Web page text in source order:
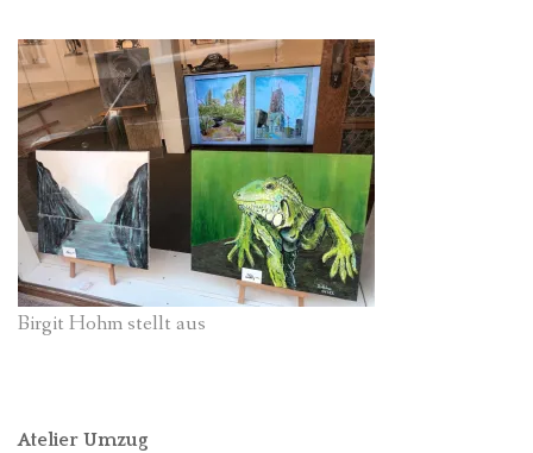
Birgit Hohm stellt aus
Atelier Umzug